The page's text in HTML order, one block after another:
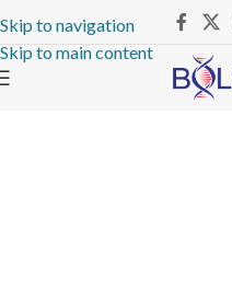
Skip to navigation
Skip to main content